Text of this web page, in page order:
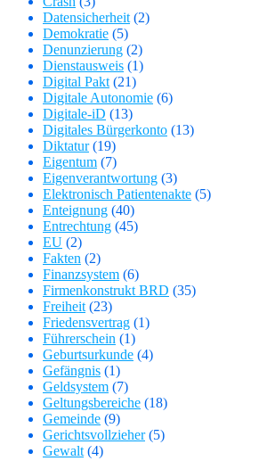
Datensicherheit (2)
Demokratie (5)
Denunzierung (2)
Dienstausweis (1)
Digital Pakt (21)
Digitale Autonomie (6)
Digitale-iD (13)
Digitales Bürgerkonto (13)
Diktatur(19)
Eigentum (7)
Eigenverantwortung (3)
Elektronisch Patientenakte (5)
Enteignung (40)
Entrechtung (45)
EU (2)
Fakten (2)
Finanzsystem (6)
Firmenkonstrukt BRD (35)
Freiheit (23)
Friedensvertrag (1)
Führerschein (1)
Geburtsurkunde (4)
Gefängnis (1)
Geldsystem (7)
Geltungsbereiche (18)
Gemeinde (9)
Gerichtsvollzieher(5)
Gewalt (4)